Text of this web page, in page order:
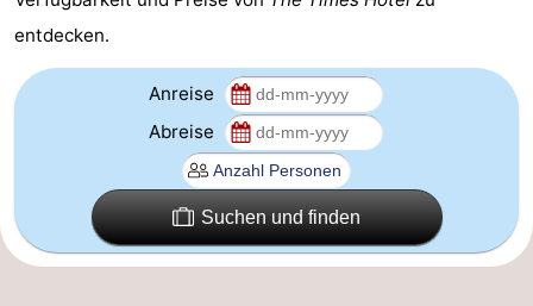
-
Nordholland
-
Reisebuchshop
entdecken.
Anreise
Abreise
Suchen und finden